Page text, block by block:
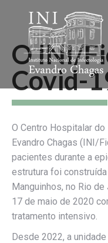
O INI/
Covid-
O Centro Hospitalar
Evandro Chagas (INI/
pacientes durante a
estrutura foi
Manguinhos, no Rio
17 de maio de 2020
tratamento intensivo.
Desde 2022, a